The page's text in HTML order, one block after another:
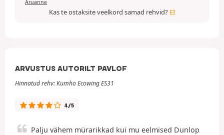
Aruanne
Kas te ostaksite veelkord samad rehvid? EI
ARVUSTUS AUTORILT PAVLOF
Hinnatud rehv: Kumho Ecowing ES31
4/5
Palju vähem mürarikkad kui mu eelmised Dunlop